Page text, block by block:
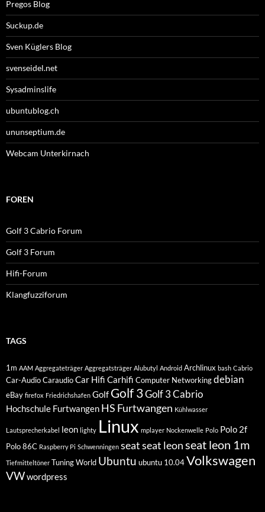
Pregos Blog
Suckup.de
Sven Küglers Blog
svenseidel.net
Sysadminslife
ubuntublog.ch
ununseptium.de
Webcam Unterkirnach
FOREN
Golf 3 Cabrio Forum
Golf 3 Forum
Hifi-Forum
Klangfuzziforum
TAGS
1m AAM Aggregateträger Aggregatsträger Alubutyl Android Archlinux bash Cabrio
Car-AudioCaraudioCar Hifi Carhifi Computer Networkingdebian
eBay firefox Friedrichshafen Golf Golf 3Golf 3 Cabrio
Hochschule Furtwangen HS Furtwangen Kühlwasser
Lautsprecherkabel leon lighty Linux mplayer Nockenwelle Polo Polo 2f
Polo 86C Raspberry Pi Schwenningen seatseat leonseat leon 1m
Tiefmitteltöner Tuning World Ubuntu ubuntu 10.04Volkswagen
VWwordpress